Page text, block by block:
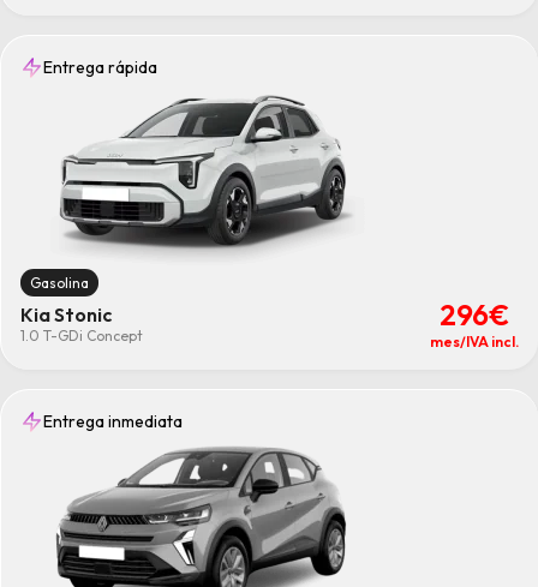
Entrega rápida
Gasolina
Kia Stonic
1.0 T-GDi Concept
296€
mes/IVA incl.
Entrega inmediata